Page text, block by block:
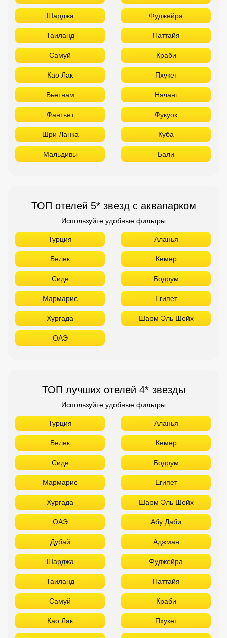
Фантьет Фукуок
Шри Ланка Куба
Мальдивы Бали
ТОП отелей 5* звезд с аквапарком
Используйте удобные фильтры
Турция Аланья
Белек
Хургада Шарм Эль Шейх
ОАЭ
ТОП лучших отелей 4* звезды
Используйте удобные фильтры
Турция
Хургада Шарм Эль Шейх
ОАЭ Абу Даби
Дубай Аджман
Шарджа Фуджейра
Таиланд Паттайя
Самуй Краби
Као Лак Пхукет
Вьетнам Нячанг
Фантьет Фукуок
Шри Ланка Куба
Мальдивы Бали